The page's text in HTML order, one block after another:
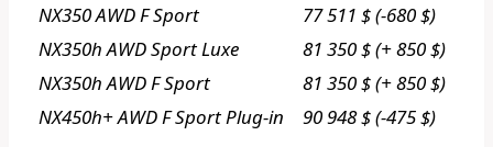
NX350 AWD F Sport
77 511 $ (-680 $)
NX350h AWD Sport Luxe
81 350 $ (+ 850 $)
NX350h AWD F Sport
81 350 $ (+ 850 $)
NX450h+ AWD F Sport Plug-in
90 948 $ (-475 $)